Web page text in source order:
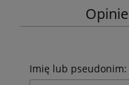
Imię lub pseudonim: